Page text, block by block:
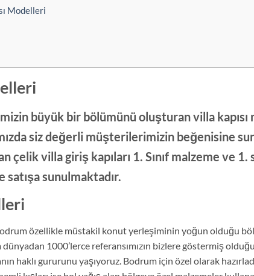
Modelleri
büyük bir bölümünü oluşturan villa
siz değerli müşterilerimizin beğenisine
çelik villa giriş kapıları 1. Sınıf malzeme ve
satışa sunulmaktadır.
özellikle müstakil konut yerleşiminin yoğun olduğu
1000’lerce referansımızın bizlere göstermiş
haklı gururunu yaşıyoruz. Bodrum için özel olarak